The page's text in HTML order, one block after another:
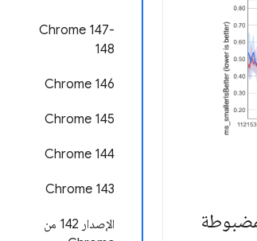
Chrome 147-
148
‫Chrome 146
Chrome 145
‫Chrome 144
Chrome 143
الإصدار 142 من